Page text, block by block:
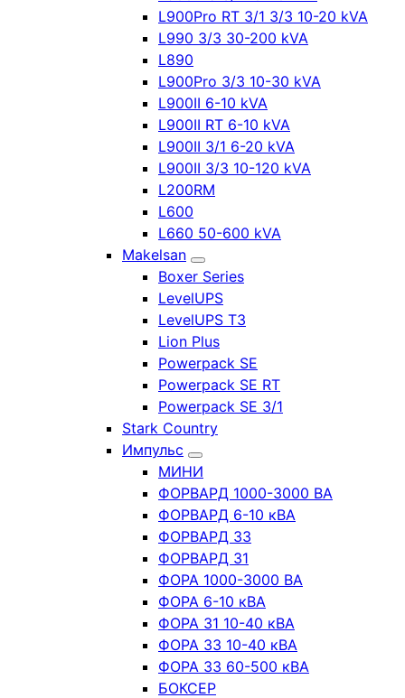
L900Pro RT 3/1 3/3 10-20 kVA
L990 3/3 30-200 kVA
L890
L900Pro 3/3 10-30 kVA
L900II 6-10 kVA
L900II RT 6-10 kVA
L900II 3/1 6-20 kVA
L900II 3/3 10-120 kVA
L200RM
L600
L660 50-600 kVA
Makelsan
Boxer Series
LevelUPS
LevelUPS T3
Lion Plus
Powerpack SE
Powerpack SE RT
Powerpack SE 3/1
Stark Country
Импульс
МИНИ
ФОРВАРД 1000-3000 ВА
ФОРВАРД 6-10 кВА
ФОРВАРД 33
ФОРВАРД 31
ФОРА 1000-3000 ВА
ФОРА 6-10 кВА
ФОРА 31 10-40 кВА
ФОРА 33 10-40 кВА
ФОРА 33 60-500 кВА
БОКСЕР